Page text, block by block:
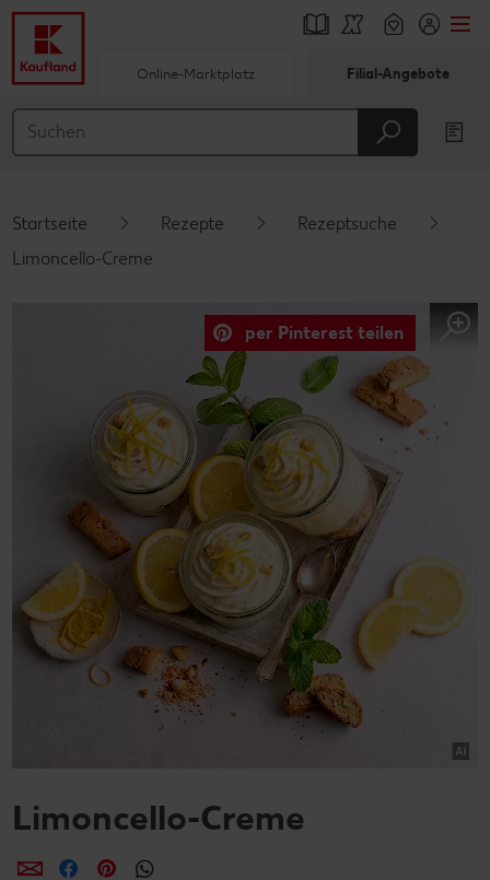
Hauptinhalt
Schwebender Seitenbereich
Online-Marktplatz Filial-Angebote
Startseite Rezepte
Rezeptsuche
Limoncello-Creme
per Pinterest teilen
Limoncello-Creme
per E-Mail teilen
per Facebook teilen
per Pinterest teilen